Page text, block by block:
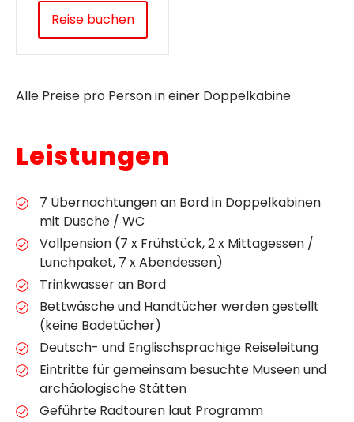
Reise buchen
Alle Preise pro Person in einer Doppelkabine
Leistungen
7 Übernachtungen an Bord in Doppelkabinen
mit Dusche / WC
Vollpension (7 x Frühstück, 2 x Mittagessen /
Lunchpaket, 7 x Abendessen)
Trinkwasser an Bord
Bettwäsche und Handtücher werden gestellt
(keine Badetücher)
Deutsch- und Englischsprachige Reiseleitung
Eintritte für gemeinsam besuchte Museen und
archäologische Stätten
Geführte Radtouren laut Programm